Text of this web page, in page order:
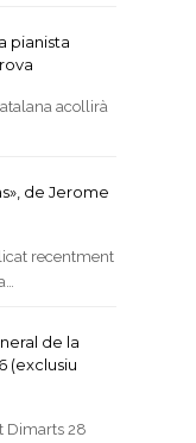
pianista
acollirà
de Jerome
recentment
de la
(exclusiu
Dimarts 28